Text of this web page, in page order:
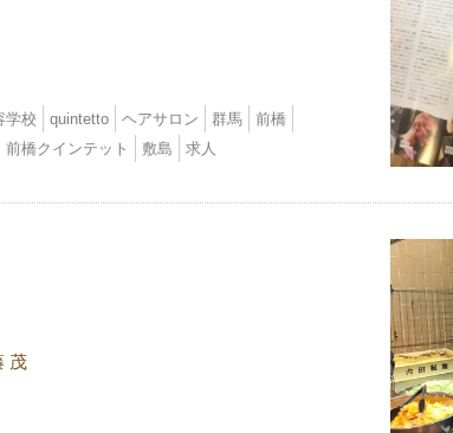
学校 quintetto ヘアサロン 群馬
前橋
前橋クインテット 敷島 求人
茂